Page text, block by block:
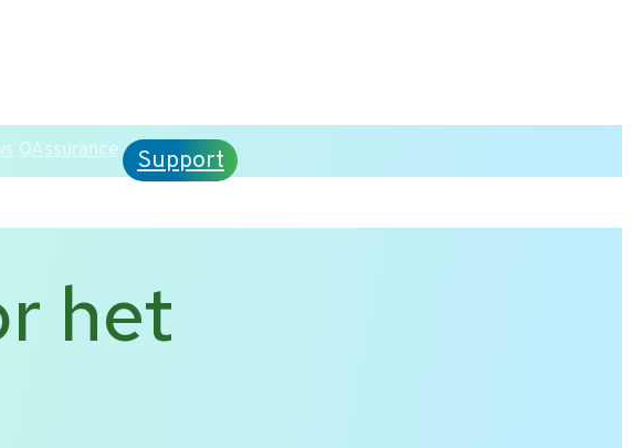
QAssurance Support
het